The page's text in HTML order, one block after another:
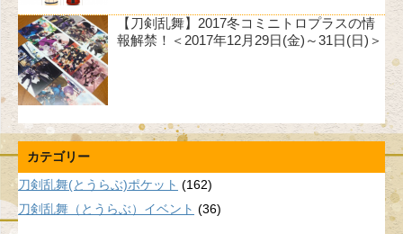
【刀剣乱舞】2017冬コミニトロプラスの情
報解禁！＜2017年12月29日(金)～31日(日)＞
カテゴリー
刀剣乱舞(とうらぶ)ポケット (162)
刀剣乱舞（とうらぶ）イベント (36)